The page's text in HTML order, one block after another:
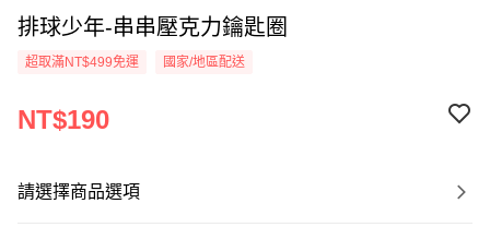
排球少年-串串壓克力鑰匙圈
超取滿NT$499免運 國家/地區配送
NT$190
請選擇商品選項